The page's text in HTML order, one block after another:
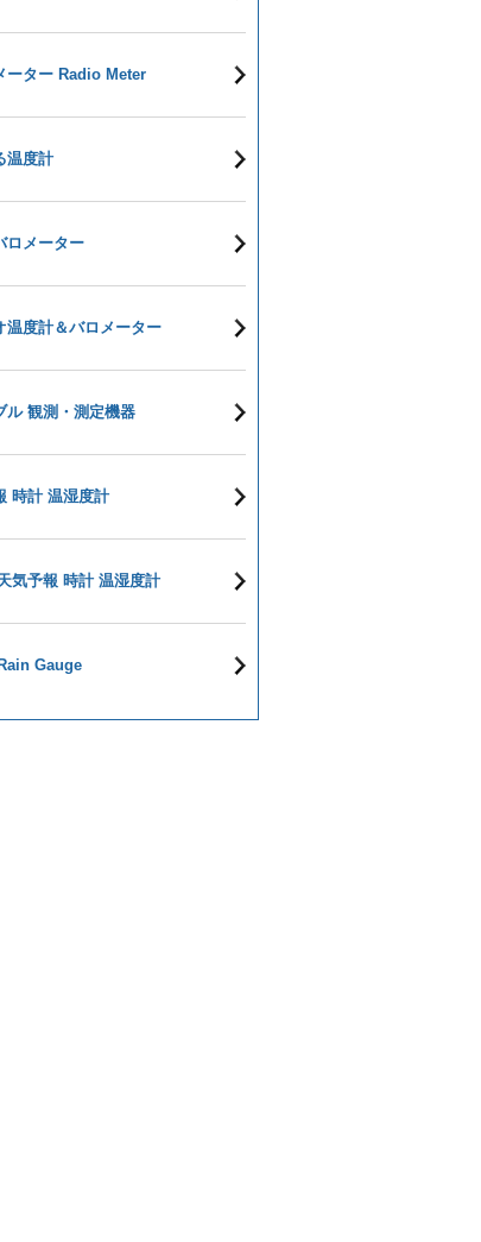
ーター Radio Meter
温度計
ロメーター
温度計＆バロメーター
ル 観測・測定機器
時計 温湿度計
気予報 時計 温湿度計
Gauge